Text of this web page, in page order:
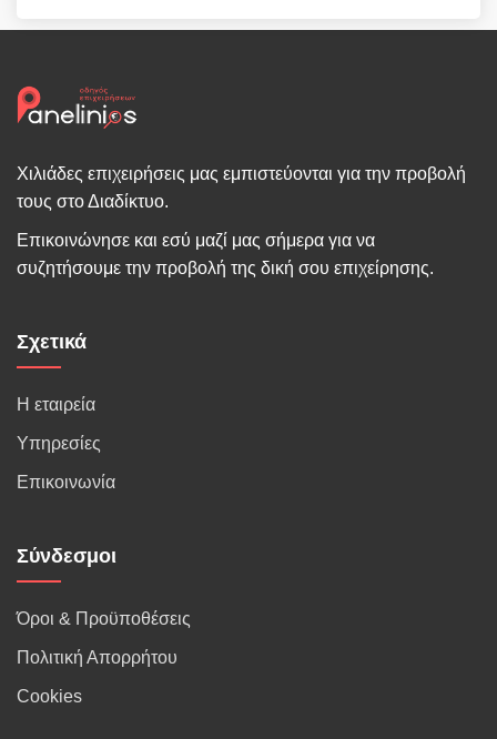
Χιλιάδες επιχειρήσεις μας εμπιστεύονται για την προβολή
τους στο Διαδίκτυο.
Επικοινώνησε και εσύ μαζί μας σήμερα για να
συζητήσουμε την προβολή της δική σου επιχείρησης.
Σχετικά
Η εταιρεία
Υπηρεσίες
Επικοινωνία
Σύνδεσμοι
Όροι & Προϋποθέσεις
Πολιτική Απορρήτου
Cookies